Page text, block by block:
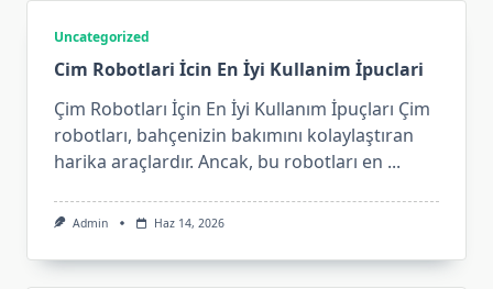
Uncategorized
Cim Robotlari İcin En İyi Kullanim İpuclari
Çim Robotları İçin En İyi Kullanım İpuçları Çim
robotları, bahçenizin bakımını kolaylaştıran
harika araçlardır. Ancak, bu robotları en ...
Admin Haz 14, 2026